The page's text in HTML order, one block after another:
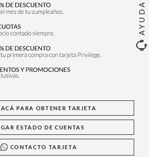
AYUDA
PARA OBTENER TARJETA
ESTADO DE CUENTAS
CONTACTO TARJETA